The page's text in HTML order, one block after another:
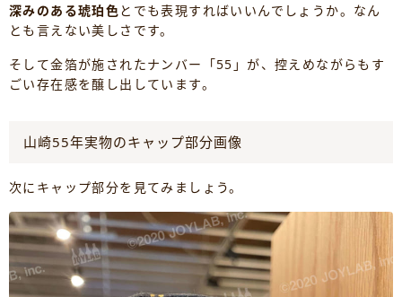
深みのある琥珀色とでも表現すればいいんでしょうか。なん
とも言えない美しさです。
そして金箔が施されたナンバー「55」が、控えめながらもす
ごい存在感を醸し出しています。
山崎55年実物のキャップ部分画像
次にキャップ部分を見てみましょう。